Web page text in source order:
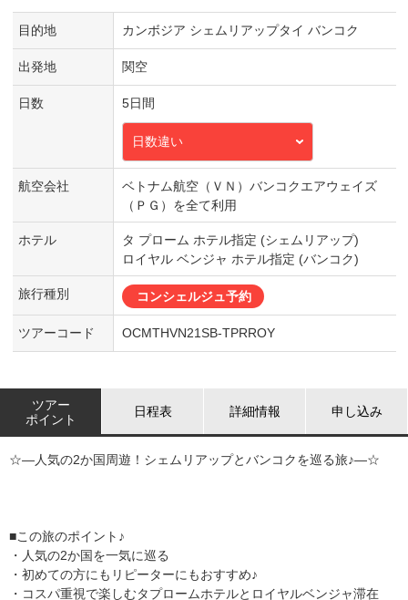
目的地 カンボジア シェムリアップタイ バンコク
出発地 関空
日数 5日間
日数違い
航空会社
ベトナム航空（ＶＮ）バンコクエアウェイズ
（ＰＧ）を全て利用
ホテル
タ プローム ホテル指定 (シェムリアップ)
ロイヤル ベンジャ ホテル指定 (バンコク)
旅行種別 コンシェルジュ予約
ツアーコード OCMTHVN21SB-TPRROY
ツアー
ポイント
日程表 詳細情報 申し込み
☆―人気の2か国周遊！シェムリアップとバンコクを巡る旅♪―☆
■この旅のポイント♪
・人気の2か国を一気に巡る
・初めての方にもリピーターにもおすすめ♪
・コスパ重視で楽しむタプロームホテルとロイヤルベンジャ滞在